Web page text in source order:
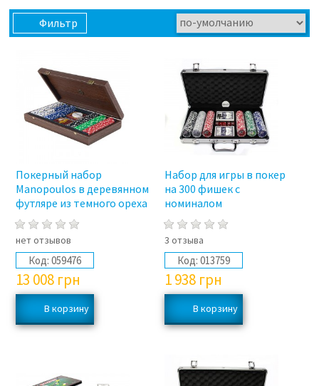
Фильтр
Покерный набор
Manopoulos в деревянном
футляре из темного ореха
нет отзывов
Код: 059476
13 008 грн
Набор для игры в покер
на 300 фишек с
номиналом
3 отзыва
Код: 013759
1 938 грн